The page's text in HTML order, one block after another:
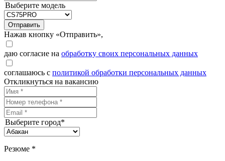
Выберите модель
Отправить
Нажав кнопку «Отправить»,
даю согласие на обработку своих персональных данных
соглашаюсь с политикой обработки персональных данных
Откликнуться на вакансию
Выберите город*
Резюме *